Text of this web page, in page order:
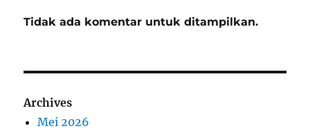
Tidak ada komentar untuk ditampilkan.
Archives
Mei 2026